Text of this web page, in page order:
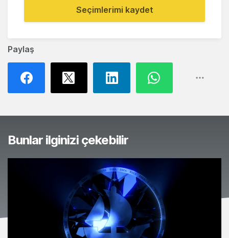
Paylaş
Seçimlerimi kaydet
Bunlar ilginizi çekebilir